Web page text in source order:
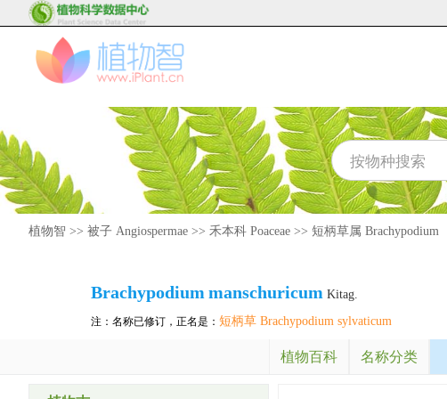
植物智 >> 被子 Angiospermae >> 禾本科 Poaceae >> 短柄草属 Brachypodium
Brachypodium manschuricum Kitag.
注：名称已修订，正名是： 短柄草 Brachypodium sylvaticum
植物百科 名称分类